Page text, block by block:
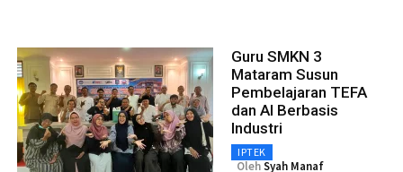
Guru SMKN 3
Mataram Susun
Pembelajaran TEFA
dan AI Berbasis
Industri
IPTEK
OlehSyah Manaf